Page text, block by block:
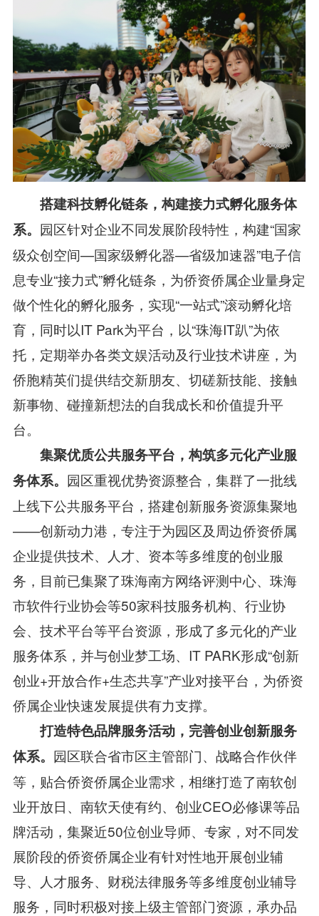
搭建科技孵化链条，构建接力式孵化服务体
系。 园区针对企业不同发展阶段特性，构建“国家
级众创空间—国家级孵化器—省级加速器”电子信
息专业“接力式”孵化链条，为侨资侨属企业量身定
做个性化的孵化服务，实现“一站式”滚动孵化培
育，同时以IT Park为平台，以“珠海IT趴”为依
托，定期举办各类文娱活动及行业技术讲座，为
侨胞精英们提供结交新朋友、切磋新技能、接触
新事物、碰撞新想法的自我成长和价值提升平
台。
集聚优质公共服务平台，构筑多元化产业服
务体系。 园区重视优势资源整合，集群了一批线
上线下公共服务平台，搭建创新服务资源集聚地
——创新动力港，专注于为园区及周边侨资侨属
企业提供技术、人才、资本等多维度的创业服
务，目前已集聚了珠海南方网络评测中心、珠海
市软件行业协会等50家科技服务机构、行业协
会、技术平台等平台资源，形成了多元化的产业
服务体系，并与创业梦工场、IT PARK形成“创新
创业+开放合作+生态共享”产业对接平台，为侨资
侨属企业快速发展提供有力支撑。
打造特色品牌服务活动，完善创业创新服务
体系。 园区联合省市区主管部门、战略合作伙伴
等，贴合侨资侨属企业需求，相继打造了南软创
业开放日、南软天使有约、创业CEO必修课等品
牌活动，集聚近50位创业导师、专家，对不同发
展阶段的侨资侨属企业有针对性地开展创业辅
导、人才服务、财税法律服务等多维度创业辅导
服务，同时积极对接上级主管部门资源，承办品